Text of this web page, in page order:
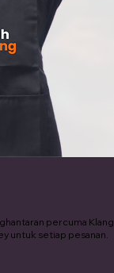
percuma Klang
untuk setiap pesanan.